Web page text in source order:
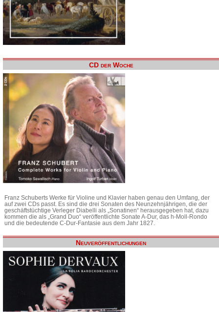
CD der Woche
Franz Schuberts Werke für Violine und Klavier haben genau den Umfang, der
auf zwei CDs passt. Es sind die drei Sonaten des Neunzehnjährigen, die der
geschäftstüchtige Verleger Diabelli als „Sonatinen“ herausgegeben hat, dazu
kommen die als „Grand Duo“ veröffentlichte Sonate A-Dur, das h-Moll-Rondo
und die bedeutende C-Dur-Fantasie aus dem Jahr 1827.
Neuveröffentlichungen